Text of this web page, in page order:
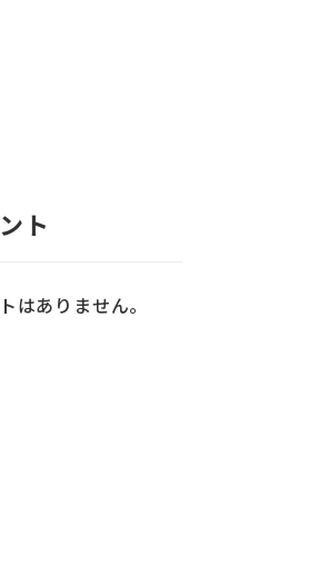
ト
はありません。